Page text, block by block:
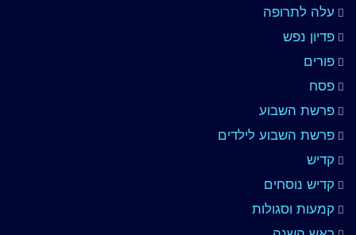
עלה לתרופה
פדיון נפש
פורים
פסח
פרשת השבוע
פרשת השבוע לילדים
קדיש
קדיש נוסחים
קמעות וסגולות